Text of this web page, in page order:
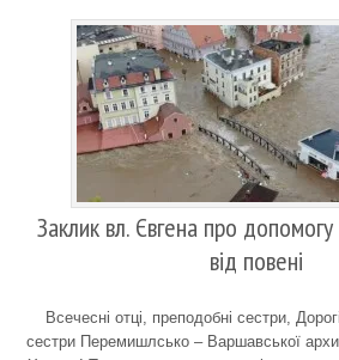
Заклик вл. Євгена про
від повені
Всечесні отці, преподобні сестри,
сестри Перемишлсько – Варшавської